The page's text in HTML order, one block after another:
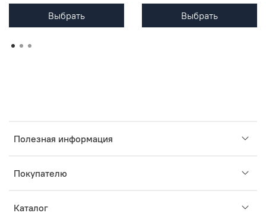
Выбрать Выбрать
Полезная информация
Покупателю
Каталог